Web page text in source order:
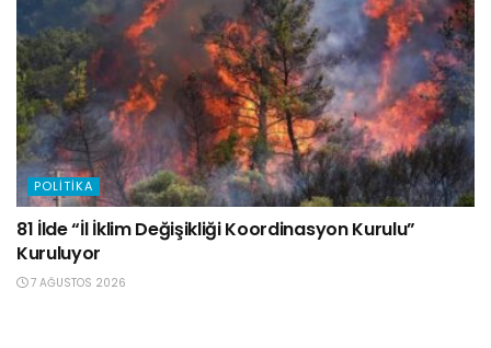
POLITIKA
81 İlde “İl İklim Değişikliği Koordinasyon Kurulu”
Kuruluyor
7 AĞUSTOS 2026